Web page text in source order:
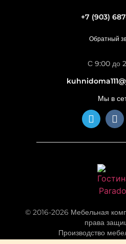
+7 (903)
Обратный
С 9:00 до
Мы в
© 2016-2026 Мебельная
права
Производство